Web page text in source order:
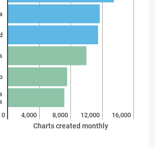
0 4,000 8,000 12,000 16,000
Charts created monthly